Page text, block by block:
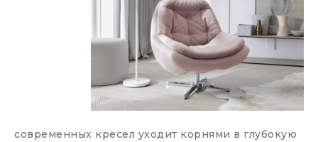
современных кресел уходит корнями в глубокую